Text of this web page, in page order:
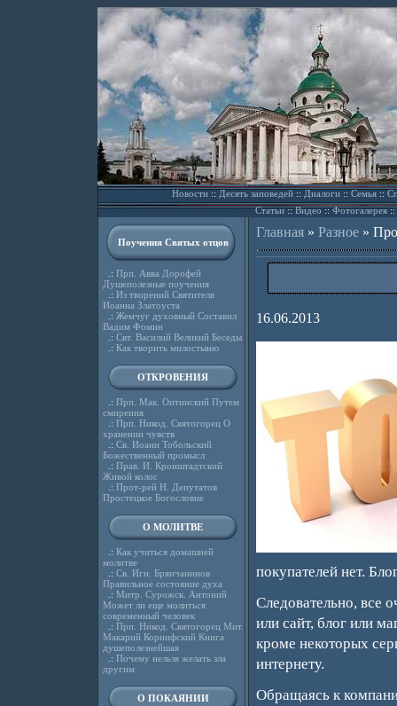
Новости::Десять заповедей::Диалоги::Семья::
Статьи::Видео ::Фотогалерея::
Поучения Святых отцов
.: Прп. Авва Дорофей
Душеполезные поучения
.: Из творений Святителя
Иоанна Златоуста
.: Жемчуг духовный Составил
Вадим Фомин
.: Свт. Василий Великий Беседы
.: Как творить милостыню
ОТКРОВЕНИЯ
.: Прп. Мак. Оптинский Путем
смирения
.: Прп. Никод. Святогорец О
хранении чувств
.: Св. Иоанн Тобольский
Божественный промысл
.: Прав. И. Кронштадтский
Живой колос
.: Прот-рей Н. Депутатов
Простецкое Богословие
О МОЛИТВЕ
.: Как учиться домашней
молитве
.: Св. Игн. Брянчанинов
Правильное состояние духа
.: Митр. Сурожск. Антоний
Может ли еще молиться
современный человек
.: Прп. Никод. Святогорец Мит.
Макарий Коринфский Книга
душеполезнейшая
.: Почему нельзя желать зла
другим
О ПОКАЯНИИ
Главная» Разное»
16.06.2013
покупателей нет.
Следовательно, все
или сайт, блог или
кроме некоторых
интернету.
Обращаясь к